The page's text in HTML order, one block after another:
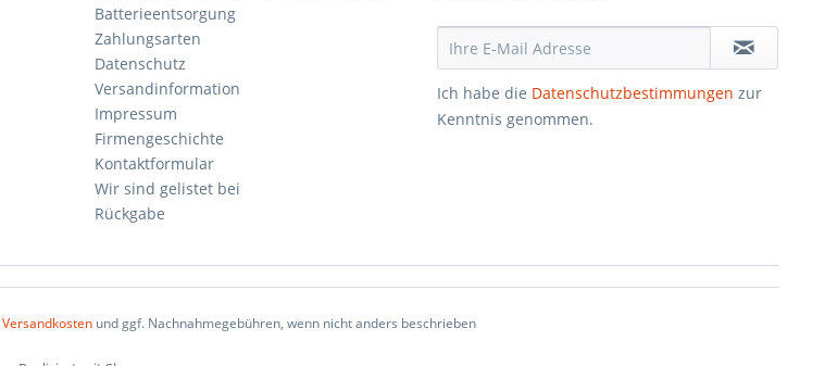
Batterieentsorgung
Zahlungsarten
Datenschutz
Versandinformation
Impressum
Firmengeschichte
Kontaktformular
Wir sind gelistet bei
Rückgabe
Ich habe die Datenschutzbestimmungen zur
Kenntnis genommen.
Versandkostenund ggf. Nachnahmegebühren, wenn nicht anders beschrieben